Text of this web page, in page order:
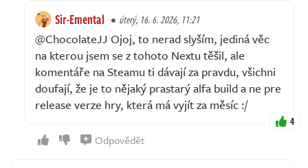
Sir-Emental úterý, 16. 6. 2026, 11:21
@ChocolateJJ Ojoj, to nerad slyším, jediná věc
na kterou jsem se z tohoto Nextu těšil, ale
komentáře na Steamu ti dávají za pravdu, všichni
doufají, že je to nějaký prastarý alfa build a ne pre
release verze hry, která má vyjít za měsíc :/
4
Odpovědět